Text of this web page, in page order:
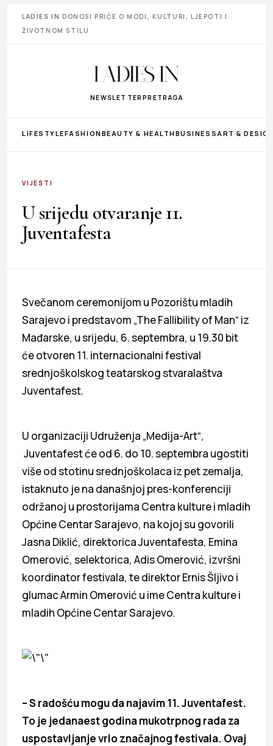
LADIES IN DONOSI PRIČE O MODI, KULTURI, LJEPOTI I
ŽIVOTNOM STILU
NEWSLETTER PRETRAGA
LIFESTYLEFASHIONBEAUTY & HEALTHBUSINESS ART &
VIJESTI
U srijedu otvaranje 11.
Juventafesta
Svečanom ceremonijom u Pozorištu mladih
Sarajevo i predstavom „The Fallibility of Man“ iz
Mađarske, u srijedu, 6. septembra, u 19.30 bit
će otvoren 11. internacionalni festival
srednjoškolskog teatarskog stvaralaštva
Juventafest.
U organizaciji Udruženja „Medija-Art“,
Juventafest će od 6. do 10. septembra ugostiti
više od stotinu srednjoškolaca iz pet zemalja,
istaknuto je na današnjoj pres-konferenciji
održanoj u prostorijama Centra kulture i mladih
Općine Centar Sarajevo, na kojoj su govorili
Jasna Diklić, direktorica Juventafesta, Emina
Omerović, selektorica, Adis Omerović, izvršni
koordinator festivala, te direktor Ernis Šljivo i
glumac Armin Omerović u ime Centra kulture i
mladih Općine Centar Sarajevo.
– S radošću mogu da najavim 11. Juventafest.
To je jedanaest godina mukotrpnog rada za
uspostavljanje vrlo značajnog festivala. Ovaj